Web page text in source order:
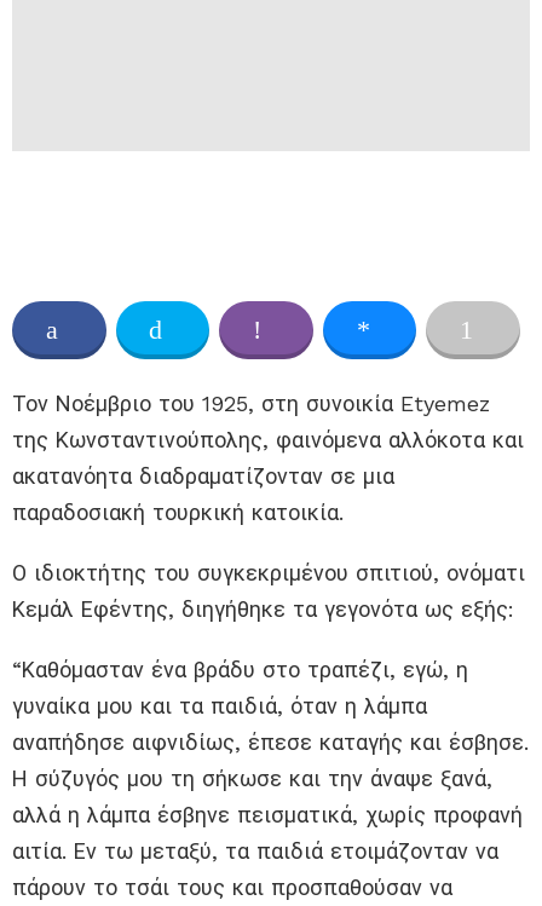
Τον Νοέμβριο του 1925, στη συνοικία Etyemez
της Κωνσταντινούπολης, φαινόμενα αλλόκοτα και
ακατανόητα διαδραματίζονταν σε μια
παραδοσιακή τουρκική κατοικία.
Ο ιδιοκτήτης του συγκεκριμένου σπιτιού, ονόματι
Κεμάλ Εφέντης, διηγήθηκε τα γεγονότα ως εξής:
“Καθόμασταν ένα βράδυ στο τραπέζι, εγώ, η
γυναίκα μου και τα παιδιά, όταν η λάμπα
αναπήδησε αιφνιδίως, έπεσε καταγής και έσβησε.
Η σύζυγός μου τη σήκωσε και την άναψε ξανά,
αλλά η λάμπα έσβηνε πεισματικά, χωρίς προφανή
αιτία. Εν τω μεταξύ, τα παιδιά ετοιμάζονταν να
πάρουν το τσάι τους και προσπαθούσαν να